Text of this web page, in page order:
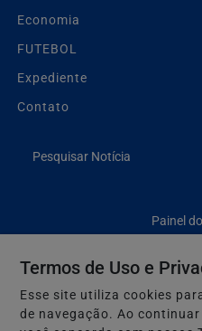
Economia
FUTEBOL
Expediente
Contato
Pesquisar Notícia
Painel
Jbn Bahia - Todos
Termos de Uso e
Esse site utiliza cookies
de navegação. Ao